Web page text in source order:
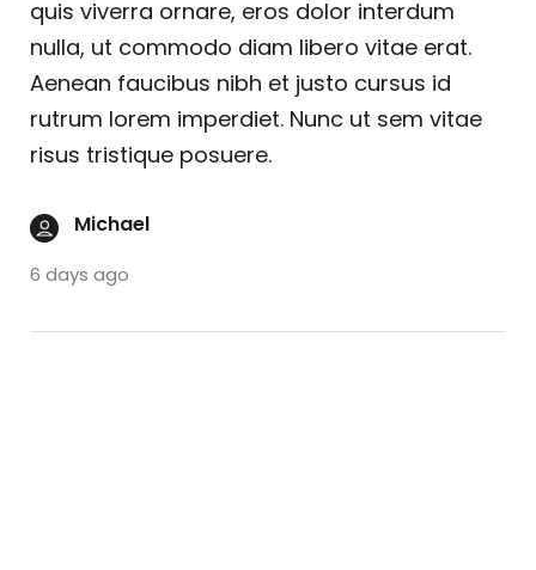
quis viverra ornare, eros dolor interdum
nulla, ut commodo diam libero vitae erat.
Aenean faucibus nibh et justo cursus id
rutrum lorem imperdiet. Nunc ut sem vitae
risus tristique posuere.
Michael
6 days ago